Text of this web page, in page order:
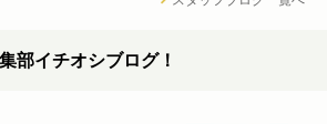
部イチオシブログ！